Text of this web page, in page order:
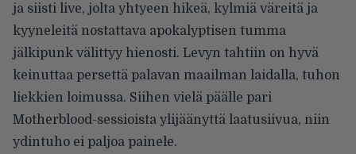
ja siisti live, jolta yhtyeen hikeä, kylmiä väreitä ja
kyyneleitä nostattava apokalyptisen tumma
jälkipunk välittyy hienosti. Levyn tahtiin on hyvä
keinuttaa persettä palavan maailman laidalla, tuhon
liekkien loimussa. Siihen vielä päälle pari
Motherblood-sessioista ylijäänyttä laatusiivua, niin
ydintuho ei paljoa painele.